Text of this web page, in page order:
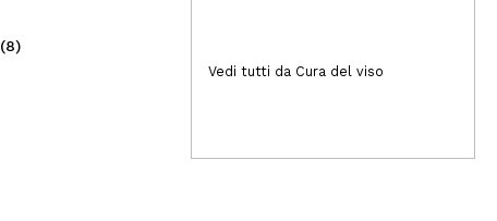
(8)
1,95€
Vedi tutti da Cura del viso